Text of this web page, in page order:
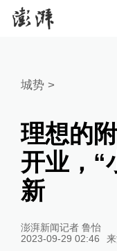
城势>
理想的
开业，“
新
澎湃新闻记者 鲁怡
2023-09-29 02:46
来